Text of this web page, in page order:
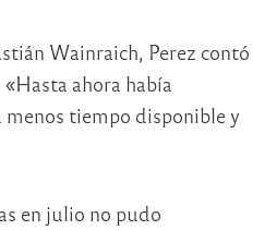
Wainraich, Perez contó
ahora había
menos tiempo disponible y
en julio no pudo